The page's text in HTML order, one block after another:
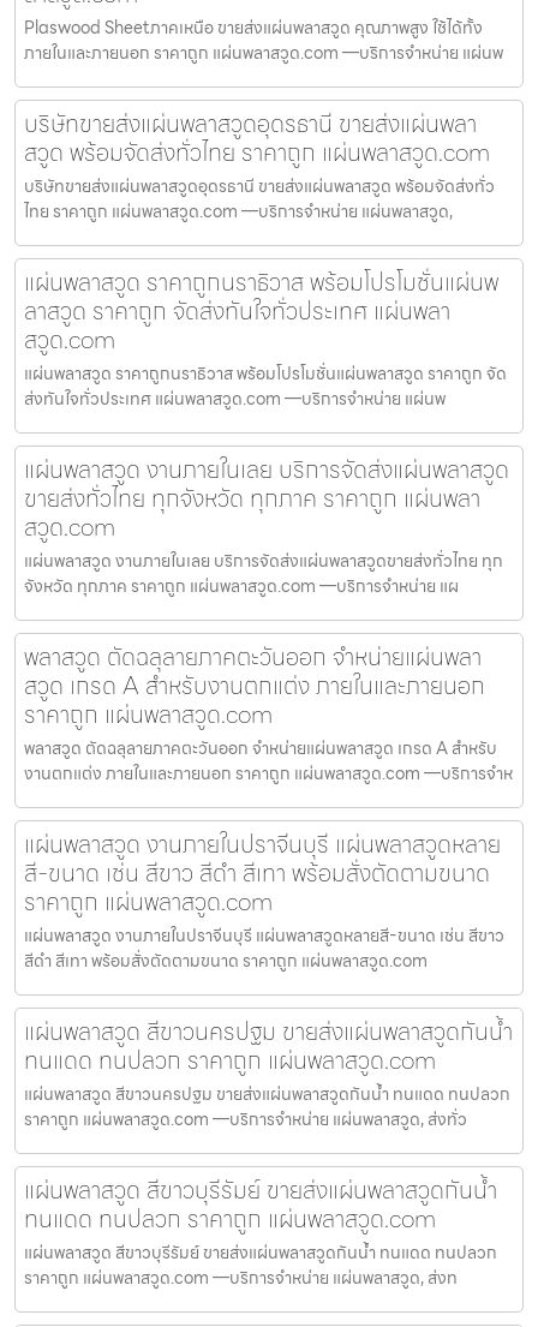
Plaswood Sheetภาคเหนือ ขายส่งแผ่นพลาสวูด คุณภาพสูง ใช้ได้ทั้ง
ภายในและภายนอก ราคาถูก แผ่นพลาสวูด.com —บริการจำหน่าย แผ่นพ
บริษัทขายส่งแผ่นพลาสวูดอุดรธานี ขายส่งแผ่นพลา
สวูด พร้อมจัดส่งทั่วไทย ราคาถูก แผ่นพลาสวูด.com
บริษัทขายส่งแผ่นพลาสวูดอุดรธานี ขายส่งแผ่นพลาสวูด พร้อมจัดส่งทั่ว
ไทย ราคาถูก แผ่นพลาสวูด.com —บริการจำหน่าย แผ่นพลาสวูด,
แผ่นพลาสวูด ราคาถูกนราธิวาส พร้อมโปรโมชั่นแผ่นพ
ลาสวูด ราคาถูก จัดส่งทันใจทั่วประเทศ แผ่นพลา
สวูด.com
แผ่นพลาสวูด ราคาถูกนราธิวาส พร้อมโปรโมชั่นแผ่นพลาสวูด ราคาถูก จัด
ส่งทันใจทั่วประเทศ แผ่นพลาสวูด.com —บริการจำหน่าย แผ่นพ
แผ่นพลาสวูด งานภายในเลย บริการจัดส่งแผ่นพลาสวูด
ขายส่งทั่วไทย ทุกจังหวัด ทุกภาค ราคาถูก แผ่นพลา
สวูด.com
แผ่นพลาสวูด งานภายในเลย บริการจัดส่งแผ่นพลาสวูดขายส่งทั่วไทย ทุก
จังหวัด ทุกภาค ราคาถูก แผ่นพลาสวูด.com —บริการจำหน่าย แผ
พลาสวูด ตัดฉลุลายภาคตะวันออก จำหน่ายแผ่นพลา
สวูด เกรด A สำหรับงานตกแต่ง ภายในและภายนอก
ราคาถูก แผ่นพลาสวูด.com
พลาสวูด ตัดฉลุลายภาคตะวันออก จำหน่ายแผ่นพลาสวูด เกรด A สำหรับ
งานตกแต่ง ภายในและภายนอก ราคาถูก แผ่นพลาสวูด.com —บริการจำห
แผ่นพลาสวูด งานภายในปราจีนบุรี แผ่นพลาสวูดหลาย
สี-ขนาด เช่น สีขาว สีดำ สีเทา พร้อมสั่งตัดตามขนาด
ราคาถูก แผ่นพลาสวูด.com
แผ่นพลาสวูด งานภายในปราจีนบุรี แผ่นพลาสวูดหลายสี-ขนาด เช่น สีขาว
สีดำ สีเทา พร้อมสั่งตัดตามขนาด ราคาถูก แผ่นพลาสวูด.com
แผ่นพลาสวูด สีขาวนครปฐม ขายส่งแผ่นพลาสวูดกันน้ำ
ทนแดด ทนปลวก ราคาถูก แผ่นพลาสวูด.com
แผ่นพลาสวูด สีขาวนครปฐม ขายส่งแผ่นพลาสวูดกันน้ำ ทนแดด ทนปลวก
ราคาถูก แผ่นพลาสวูด.com —บริการจำหน่าย แผ่นพลาสวูด, ส่งทั่ว
แผ่นพลาสวูด สีขาวบุรีรัมย์ ขายส่งแผ่นพลาสวูดกันน้ำ
ทนแดด ทนปลวก ราคาถูก แผ่นพลาสวูด.com
แผ่นพลาสวูด สีขาวบุรีรัมย์ ขายส่งแผ่นพลาสวูดกันน้ำ ทนแดด ทนปลวก
ราคาถูก แผ่นพลาสวูด.com —บริการจำหน่าย แผ่นพลาสวูด, ส่งท